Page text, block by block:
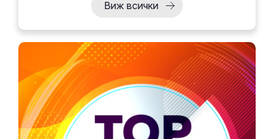
Виж всички